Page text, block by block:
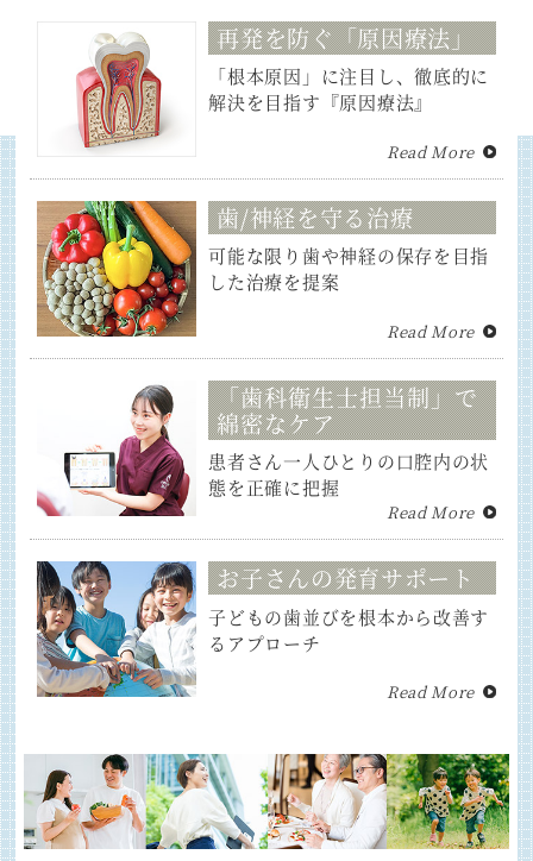
再発を防ぐ「原因療法」
「根本原因」に注目し、徹底的に
解決を目指す『原因療法』
Read More
歯/神経を守る治療
可能な限り歯や神経の保存を目指
した治療を提案
Read More
「歯科衛生士担当制」で
綿密なケア
患者さん一人ひとりの口腔内の状
態を正確に把握
Read More
お子さんの発育サポート
子どもの歯並びを根本から改善す
るアプローチ
Read More